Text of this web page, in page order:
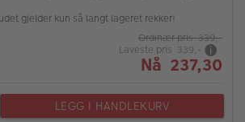
gjelder kun så langt lageret rekker!
Ordinær pris 339,-
Laveste pris 339,-
Nå 237,30
LEGG I HANDLEKURV